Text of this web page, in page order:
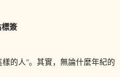
簽
的人"。 其實，無論什麼年紀的